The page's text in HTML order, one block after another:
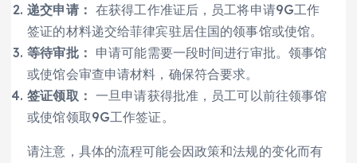
递交申请： 在获得工作准证后，员工将申请9G工作
签证的材料递交给菲律宾驻居住国的领事馆或使馆。
等待审批： 申请可能需要一段时间进行审批。领事馆
或使馆会审查申请材料，确保符合要求。
签证领取： 一旦申请获得批准，员工可以前往领事馆
或使馆领取9G工作签证。
请注意，具体的流程可能会因政策和法规的变化而有